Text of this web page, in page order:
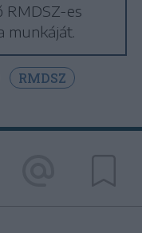
RMDSZ-es
munkáját.
RMDSZ